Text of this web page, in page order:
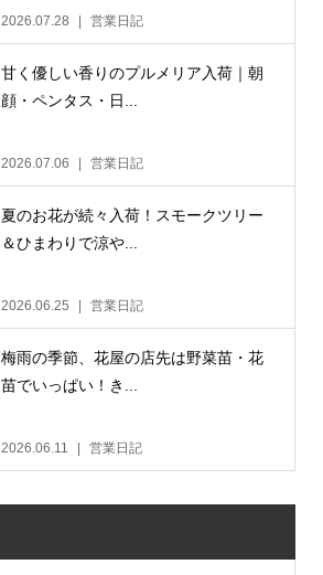
2026.07.28 営業日記
甘く優しい香りのプルメリア入荷｜朝
顔・ペンタス・日...
2026.07.06 営業日記
夏のお花が続々入荷！スモークツリー
＆ひまわりで涼や...
2026.06.25 営業日記
梅雨の季節、花屋の店先は野菜苗・花
苗でいっぱい！き...
2026.06.11 営業日記